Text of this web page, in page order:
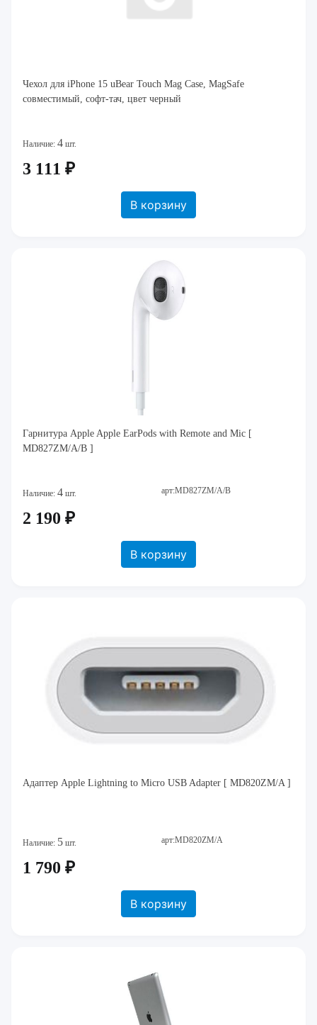
Чехол для iPhone 15 uBear Touch Mag Case, MagSafe
совместимый, софт-тач, цвет черный
Наличие: 4 шт.
3 111 ₽
В корзину
Гарнитура Apple Apple EarPods with Remote and Mic [
MD827ZM/A/B ]
Наличие: 4 шт. арт:MD827ZM/A/B
2 190 ₽
В корзину
Адаптер Apple Lightning to Micro USB Adapter [ MD820ZM/A ]
Наличие: 5 шт. арт:MD820ZM/A
1 790 ₽
В корзину